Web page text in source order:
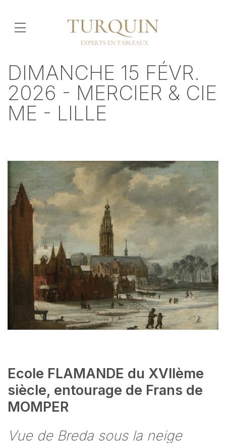
DIMANCHE 15 FÉVR.
2026 - MERCIER & CIE
ME - LILLE
Ecole FLAMANDE du XVIIème
siècle, entourage de Frans de
MOMPER
Vue de Breda sous la neige